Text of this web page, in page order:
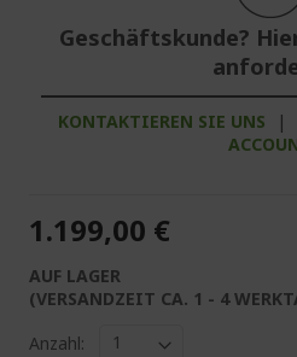
Geschäftskunde?
KONTAKTIEREN SIE UNS |
1.199,00 €
AUF LAGER
(VERSANDZEIT CA. 1 - 4
Anzahl: